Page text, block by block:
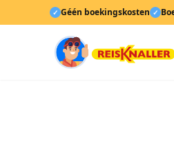
✓ Géén boekingskosten ✓